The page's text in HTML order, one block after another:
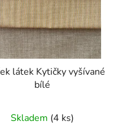
látek Kytičky vyšívané
bílé
Skladem (4 ks)